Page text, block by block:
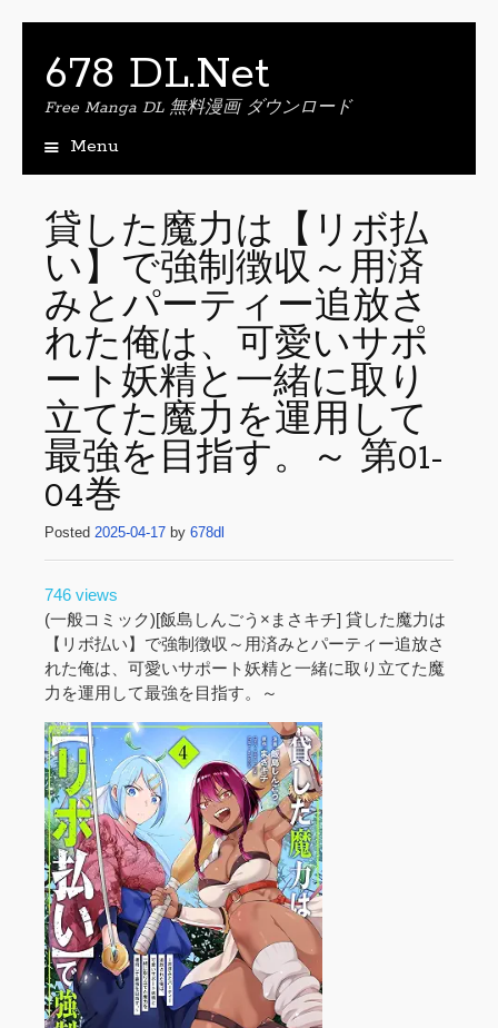
678 DL.Net
Free Manga DL 無料漫画 ダウンロード
Menu
i
p
o
c
o
t
e
n
t
貸した魔力は【リボ払
い】で強制徴収～用済
みとパーティー追放さ
れた俺は、可愛いサポ
ート妖精と一緒に取り
立てた魔力を運用して
最強を目指す。～ 第01-
04巻
Posted 2025-04-17 by 678dl
746 views
(一般コミック)[飯島しんごう×まさキチ] 貸した魔力は
【リボ払い】で強制徴収～用済みとパーティー追放さ
れた俺は、可愛いサポート妖精と一緒に取り立てた魔
力を運用して最強を目指す。～